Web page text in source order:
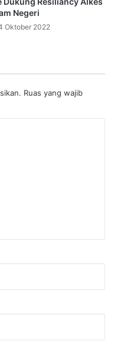
Negeri
Oktober 2022
Ruas yang wajib